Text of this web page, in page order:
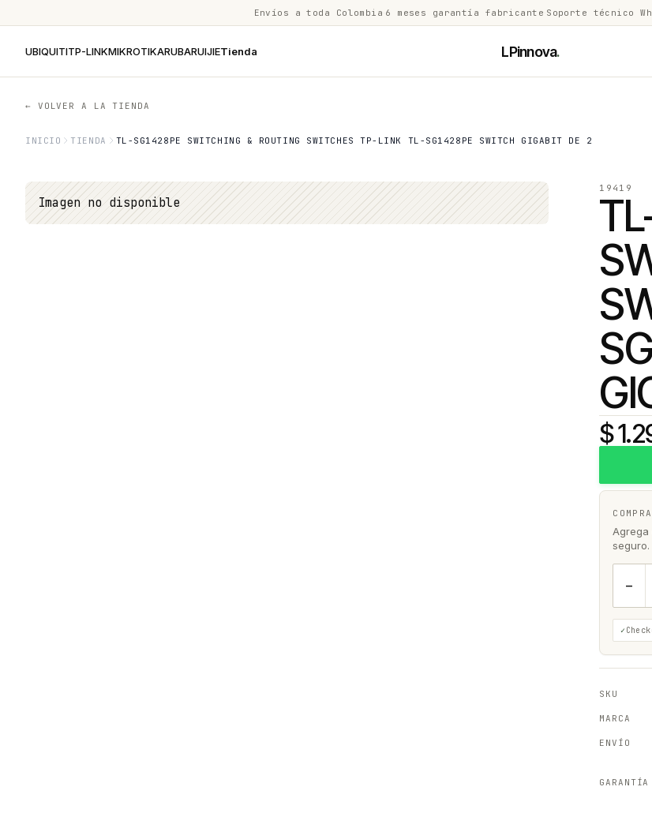
Envíos a toda Colombia 6 meses garantía fabricante Soporte técnico
UBIQUITITP-LINKMIKROTIKARUBARUIJIETienda LPinnova.
← VOLVER A LA TIENDA
INICIO TIENDA TL-SG1428PE SWITCHING & ROUTING SWITCHES TP-LINK TL-SG1428PE SWITCH GIGABIT DE 2
Imagen no disponible
19419
$
seguro.
−
SKU
MARCA
ENVÍO
GARANTÍA